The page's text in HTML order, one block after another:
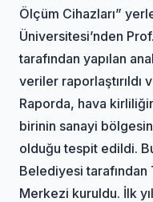
Ölçüm Cihazları”
Üniversitesi’nden
tarafından yapılan
veriler raporlaştırıldı
Raporda, hava
birinin sanayi
olduğu tespit edildi.
Belediyesi tarafından
Merkezi kuruldu. İlk